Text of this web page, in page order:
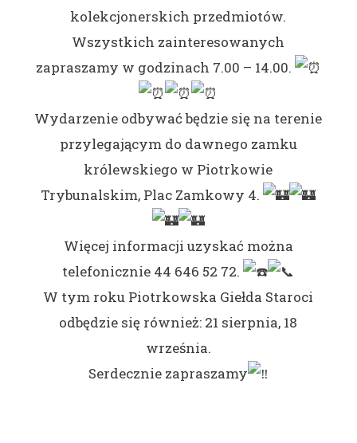
kolekcjonerskich przedmiotów.
Wszystkich zainteresowanych
zapraszamy w godzinach 7.00 – 14.00.
Wydarzenie odbywać będzie się na terenie
przylegającym do dawnego zamku
królewskiego w Piotrkowie
Trybunalskim, Plac Zamkowy 4.
Więcej informacji uzyskać można
telefonicznie 44 646 52 72.
W tym roku Piotrkowska Giełda Staroci
odbędzie się również: 21 sierpnia, 18
września.
Serdecznie zapraszamy